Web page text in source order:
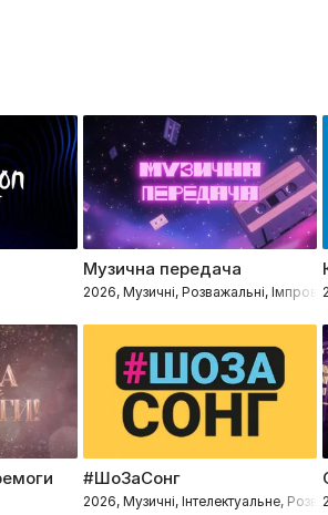
Музична передача
2026, Музичні, Розважальні,
#ШоЗаСонг
2026, Музичні, Інтелектуальне,